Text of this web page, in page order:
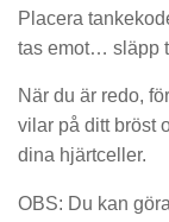
Placera
tas emot… släpp
När du är redo,
vilar på ditt bröst
dina hjärtceller.
OBS: Du kan